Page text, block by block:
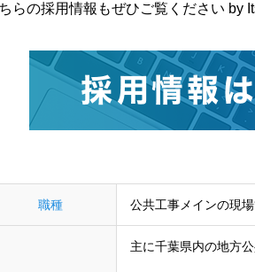
らの採用情報もぜひご覧ください by
職種 公共工事メインの現
主に千葉県内の地方